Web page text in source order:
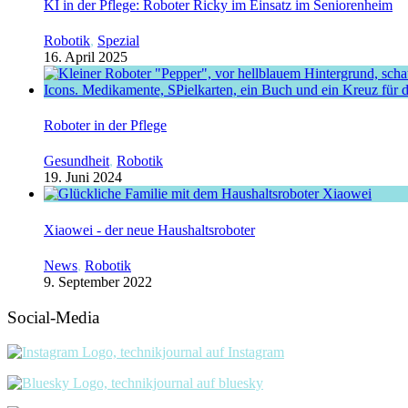
KI in der Pflege: Roboter Ricky im Einsatz im Seniorenheim
Robotik, Spezial
16. April 2025
Roboter in der Pflege
Gesundheit, Robotik
19. Juni 2024
Xiaowei - der neue Haushaltsroboter
News, Robotik
9. September 2022
Social-Media